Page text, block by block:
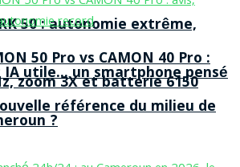
50 : autonomie extrême,
utile… un smartphone pensé
?
50 Pro vs CAMON 40 Pro :
zoom 3X et batterie 6150
référence du milieu de